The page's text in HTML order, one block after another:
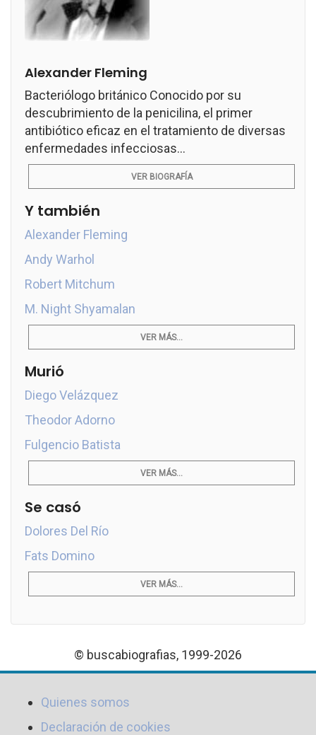
Alexander Fleming
Bacteriólogo británico Conocido por su
descubrimiento de la penicilina, el primer
antibiótico eficaz en el tratamiento de diversas
enfermedades infecciosas...
VER BIOGRAFÍA
Y también
Alexander Fleming
Andy Warhol
Robert Mitchum
M. Night Shyamalan
VER MÁS...
Murió
Diego Velázquez
Theodor Adorno
Fulgencio Batista
VER MÁS...
Se casó
Dolores Del Río
Fats Domino
VER MÁS...
© buscabiografias, 1999-2026
Quienes somos
Declaración de cookies